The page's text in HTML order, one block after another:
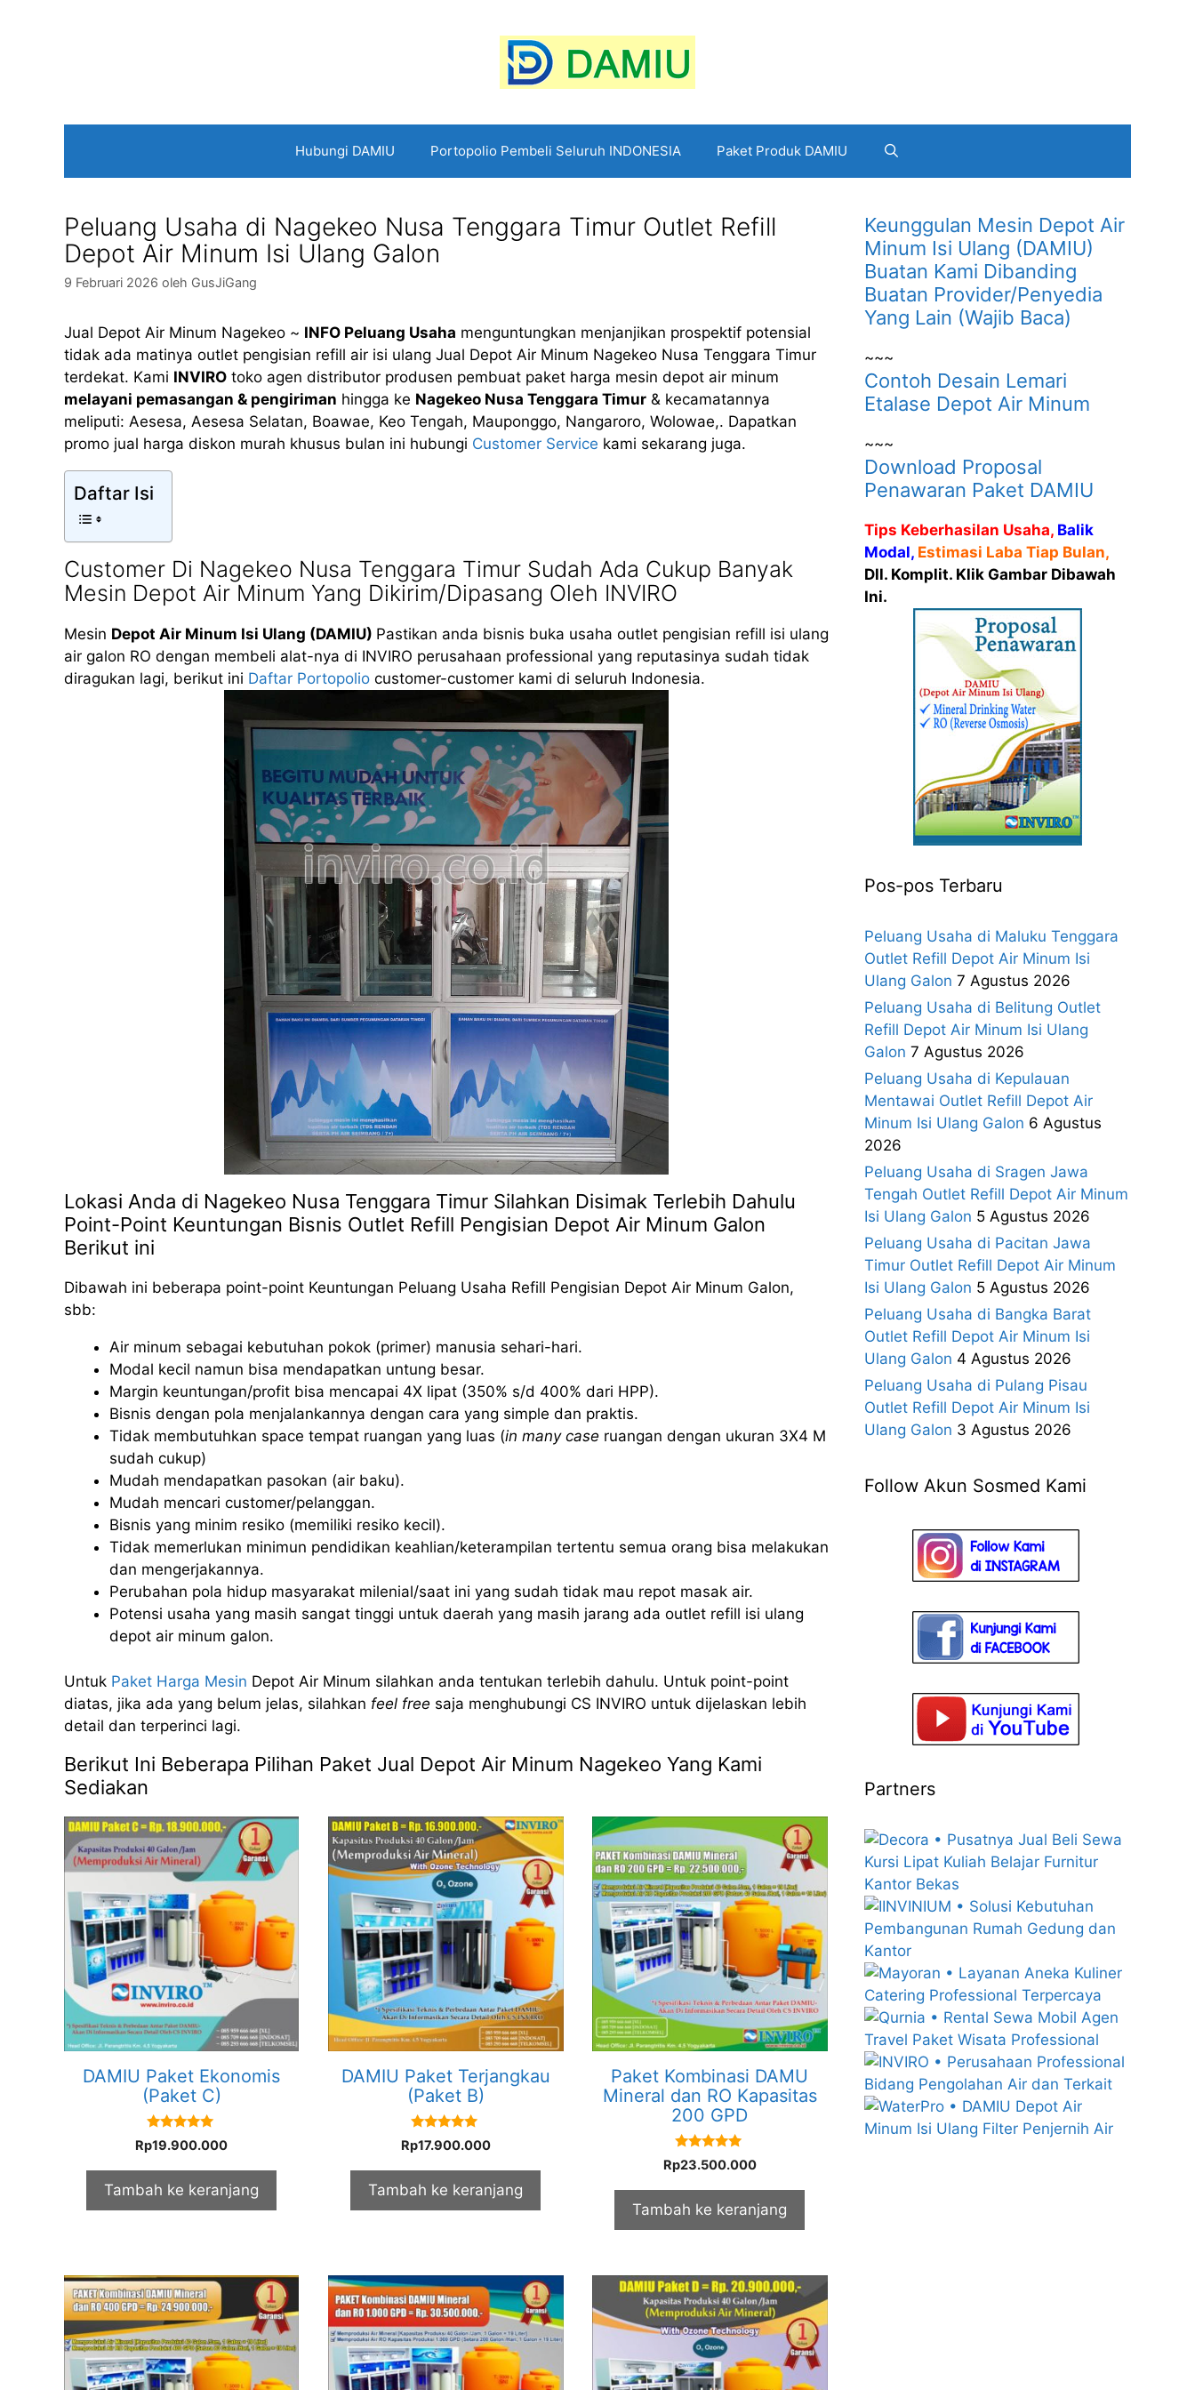
Hubungi DAMIU Portopolio Pembeli Seluruh INDONESIA Paket Produk DAMIU
Peluang Usaha di Nagekeo Nusa Tenggara Timur Outlet Refill
Depot Air Minum Isi Ulang Galon
9 Februari 2026 oleh GusJiGang
Jual Depot Air Minum Nagekeo ~ INFO Peluang Usaha menguntungkan menjanjikan prospektif potensial
tidak ada matinya outlet pengisian refill air isi ulang Jual Depot Air Minum Nagekeo Nusa Tenggara Timur
terdekat. Kami INVIRO toko agen distributor produsen pembuat paket harga mesin depot air minum
melayani pemasangan & pengiriman hingga ke Nagekeo Nusa Tenggara Timur & kecamatannya
meliputi: Aesesa, Aesesa Selatan, Boawae, Keo Tengah, Mauponggo, Nangaroro, Wolowae,. Dapatkan
promo jual harga diskon murah khusus bulan ini hubungi Customer Service kami sekarang juga.
Daftar Isi
Customer Di Nagekeo Nusa Tenggara Timur Sudah Ada Cukup Banyak
Mesin Depot Air Minum Yang Dikirim/Dipasang Oleh INVIRO
Mesin Depot Air Minum Isi Ulang (DAMIU) Pastikan anda bisnis buka usaha outlet pengisian refill isi ulang
air galon RO dengan membeli alat-nya di INVIRO perusahaan professional yang reputasinya sudah tidak
diragukan lagi, berikut ini Daftar Portopolio customer-customer kami di seluruh Indonesia.
Lokasi Anda di Nagekeo Nusa Tenggara Timur Silahkan Disimak Terlebih Dahulu
Point-Point Keuntungan Bisnis Outlet Refill Pengisian Depot Air Minum Galon
Berikut ini
Dibawah ini beberapa point-point Keuntungan Peluang Usaha Refill Pengisian Depot Air Minum Galon,
sbb:
Air minum sebagai kebutuhan pokok (primer) manusia sehari-hari.
Modal kecil namun bisa mendapatkan untung besar.
Margin keuntungan/profit bisa mencapai 4X lipat (350% s/d 400% dari HPP).
Bisnis dengan pola menjalankannya dengan cara yang simple dan praktis.
Tidak membutuhkan space tempat ruangan yang luas (in many case ruangan dengan ukuran 3X4 M
sudah cukup)
Mudah mendapatkan pasokan (air baku).
Mudah mencari customer/pelanggan.
Bisnis yang minim resiko (memiliki resiko kecil).
Tidak memerlukan minimun pendidikan keahlian/keterampilan tertentu semua orang bisa melakukan
dan mengerjakannya.
Perubahan pola hidup masyarakat milenial/saat ini yang sudah tidak mau repot masak air.
Potensi usaha yang masih sangat tinggi untuk daerah yang masih jarang ada outlet refill isi ulang
depot air minum galon.
Untuk Paket Harga Mesin Depot Air Minum silahkan anda tentukan terlebih dahulu. Untuk point-point
diatas, jika ada yang belum jelas, silahkan feel free saja menghubungi CS INVIRO untuk dijelaskan lebih
detail dan terperinci lagi.
Berikut Ini Beberapa Pilihan Paket Jual Depot Air Minum Nagekeo Yang Kami
Sediakan
DAMIU Paket Ekonomis
(Paket C)
5.00
out of 5
Rp19.900.000
Tambah ke keranjang
DAMIU Paket Terjangkau
(Paket B)
5.00
out of 5
Rp17.900.000
Tambah ke keranjang
Paket Kombinasi DAMU
Mineral dan RO Kapasitas
200 GPD
5.00
out of 5
Rp23.500.000
Tambah ke keranjang
Keunggulan Mesin Depot Air
Minum Isi Ulang (DAMIU)
Buatan Kami Dibanding
Buatan Provider/Penyedia
Yang Lain (Wajib Baca)
~~~
Contoh Desain Lemari
Etalase Depot Air Minum
~~~
Download Proposal
Penawaran Paket DAMIU
Tips Keberhasilan Usaha, Balik
Modal, Estimasi Laba Tiap Bulan,
Dll. Komplit. Klik Gambar Dibawah
Ini.
Pos-pos Terbaru
Peluang Usaha di Maluku Tenggara
Outlet Refill Depot Air Minum Isi
Ulang Galon 7 Agustus 2026
Peluang Usaha di Belitung Outlet
Refill Depot Air Minum Isi Ulang
Galon 7 Agustus 2026
Peluang Usaha di Kepulauan
Mentawai Outlet Refill Depot Air
Minum Isi Ulang Galon 6 Agustus
2026
Peluang Usaha di Sragen Jawa
Tengah Outlet Refill Depot Air Minum
Isi Ulang Galon 5 Agustus 2026
Peluang Usaha di Pacitan Jawa
Timur Outlet Refill Depot Air Minum
Isi Ulang Galon 5 Agustus 2026
Peluang Usaha di Bangka Barat
Outlet Refill Depot Air Minum Isi
Ulang Galon 4 Agustus 2026
Peluang Usaha di Pulang Pisau
Outlet Refill Depot Air Minum Isi
Ulang Galon 3 Agustus 2026
Follow Akun Sosmed Kami
Partners